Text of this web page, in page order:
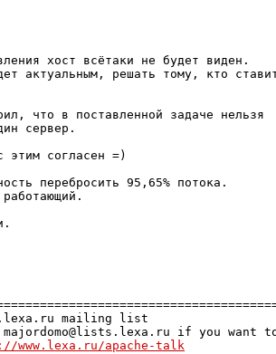
хост всётаки не будет виден.
актуальным, решать тому, кто
что в поставленной задаче нельзя
сервер.
согласен =)
перебросить 95,65% потока.
mailing list
if you want
www.lexa.ru/apache-talk